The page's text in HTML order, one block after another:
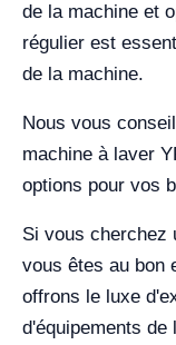
de la machine et
régulier est
de la machine.
Nous vous
machine à laver
options pour vos
Si vous cherchez
vous êtes au bon
offrons le luxe
d'équipements de